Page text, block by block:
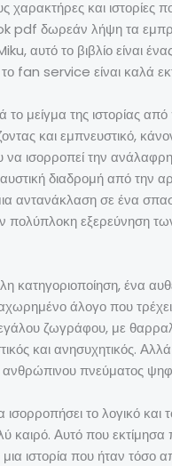
χαρακτήρες και
pdf δωρεάν λήψη τα
το βιβλίο είναι
το fan service είναι καλά
μείγμα της ιστορίας από
και εμπνευστικό,
να ισορροπεί την
διαδρομή από την
αντανάκλαση σε ένα
πολύπλοκη εξερεύνηση
κατηγοριοποίηση, ένα
άλογο που
ζωγράφου, με
και ανησυχητικός. Αλλά
πνεύματος
ισορροπήσει το λογικό
καιρό. Αυτό που
ιστορία που ήταν τόσο